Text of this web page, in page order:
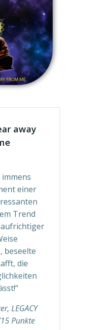
away
einer
Trend
beseelte
die
LEGACY
Punkte